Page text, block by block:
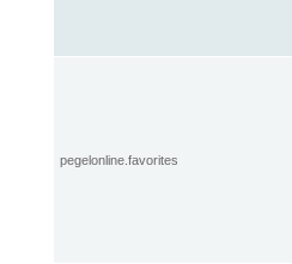
pegelonline.favorites